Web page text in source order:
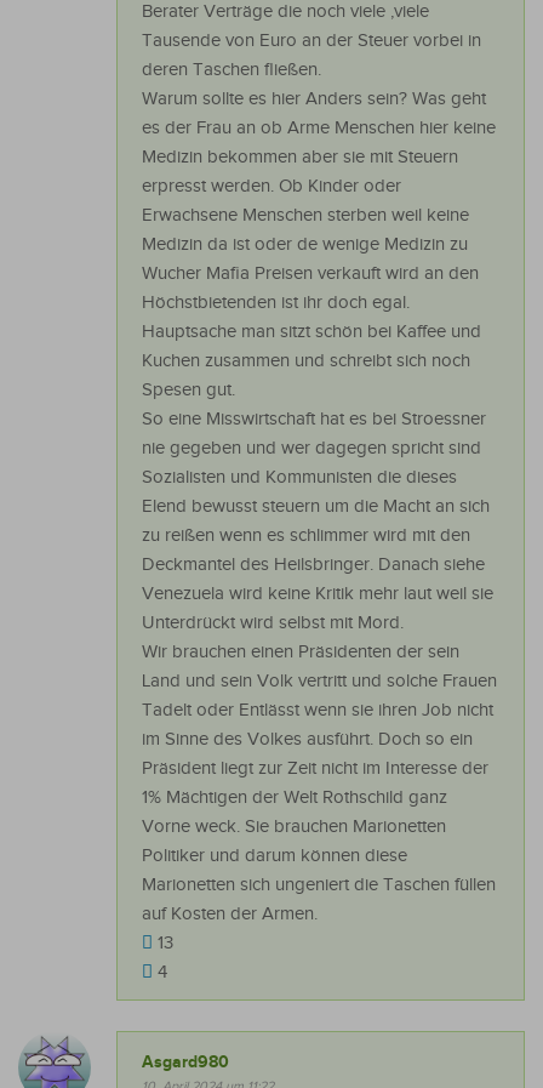
Berater Verträge die noch viele ,viele
Tausende von Euro an der Steuer vorbei in
deren Taschen fließen.
Warum sollte es hier Anders sein? Was geht
es der Frau an ob Arme Menschen hier keine
Medizin bekommen aber sie mit Steuern
erpresst werden. Ob Kinder oder
Erwachsene Menschen sterben weil keine
Medizin da ist oder de wenige Medizin zu
Wucher Mafia Preisen verkauft wird an den
Höchstbietenden ist ihr doch egal.
Hauptsache man sitzt schön bei Kaffee und
Kuchen zusammen und schreibt sich noch
Spesen gut.
So eine Misswirtschaft hat es bei Stroessner
nie gegeben und wer dagegen spricht sind
Sozialisten und Kommunisten die dieses
Elend bewusst steuern um die Macht an sich
zu reißen wenn es schlimmer wird mit den
Deckmantel des Heilsbringer. Danach siehe
Venezuela wird keine Kritik mehr laut weil sie
Unterdrückt wird selbst mit Mord.
Wir brauchen einen Präsidenten der sein
Land und sein Volk vertritt und solche Frauen
Tadelt oder Entlässt wenn sie ihren Job nicht
im Sinne des Volkes ausführt. Doch so ein
Präsident liegt zur Zeit nicht im Interesse der
1% Mächtigen der Welt Rothschild ganz
Vorne weck. Sie brauchen Marionetten
Politiker und darum können diese
Marionetten sich ungeniert die Taschen füllen
auf Kosten der Armen.
13
4
Asgard980